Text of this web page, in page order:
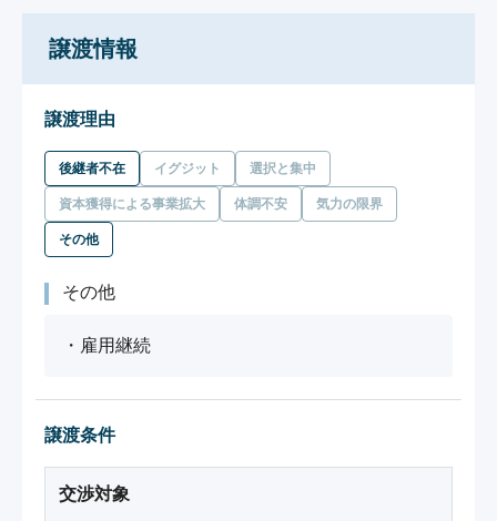
譲渡情報
譲渡理由
後継者不在 イグジット 選択と集中
資本獲得による事業拡大 体調不安 気力の限界
その他
その他
・雇用継続
譲渡条件
交渉対象